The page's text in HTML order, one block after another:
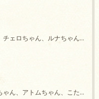
今日は福ちゃん、チェロちゃん、ルナちゃん、Royちゃん、アネラちゃん、ポコちゃんのトリミングの紹介です【奈良のエース動物病院】
今日はみっぷるちゃん、アトムちゃん、こたろうちゃん、ルルちゃん、アンジュちゃん、がぶちゃんのトリミングの紹介です【奈良のエース動物病院】